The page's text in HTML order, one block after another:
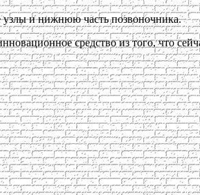
узлы и нижнюю часть позвоночника.
средство из того, что